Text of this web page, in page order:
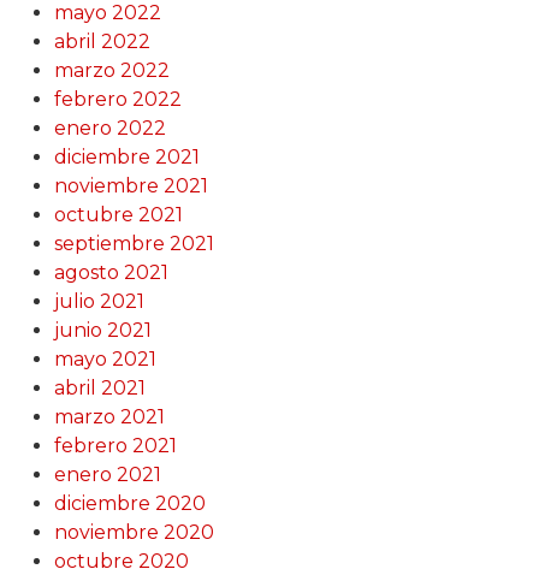
mayo 2022
abril 2022
marzo 2022
febrero 2022
enero 2022
diciembre 2021
noviembre 2021
octubre 2021
septiembre 2021
agosto 2021
julio 2021
junio 2021
mayo 2021
abril 2021
marzo 2021
febrero 2021
enero 2021
diciembre 2020
noviembre 2020
octubre 2020